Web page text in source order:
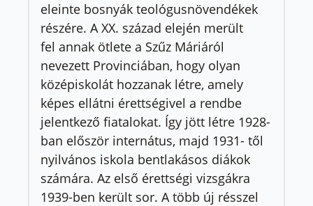
eleinte bosnyák teológusnövendékek
részére. A XX. század elején merült
fel annak ötlete a Szűz Máriáról
nevezett Provinciában, hogy olyan
középiskolát hozzanak létre, amely
képes ellátni érettségivel a rendbe
jelentkező fiatalokat. Így jött létre 1928-
ban először internátus, majd 1931- től
nyilvános iskola bentlakásos diákok
számára. Az első érettségi vizsgákra
1939-ben került sor. A több új résszel